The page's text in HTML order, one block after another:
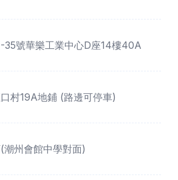
35號華樂工業中心D座14樓40A
村19A地鋪 (路邊可停車)
州會館中學對面)